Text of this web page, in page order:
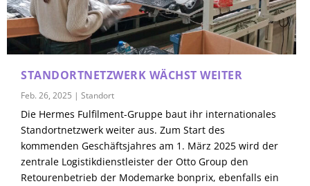
STANDORTNETZWERK WÄCHST WEITER
Feb. 26, 2025 |Standort
Die Hermes Fulfilment-Gruppe baut ihr internationales
Standortnetzwerk weiter aus. Zum Start des
kommenden Geschäftsjahres am 1. März 2025 wird der
zentrale Logistikdienstleister der Otto Group den
Retourenbetrieb der Modemarke bonprix, ebenfalls ein